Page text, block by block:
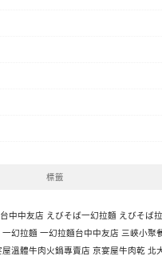
標籤
中中友店 えびそば一幻拉麵 えびそば
一幻拉麵 一幻拉麵台中中友店 三峽小聚
屋溫體牛肉火鍋專賣店 京宴屋牛肉乾 北